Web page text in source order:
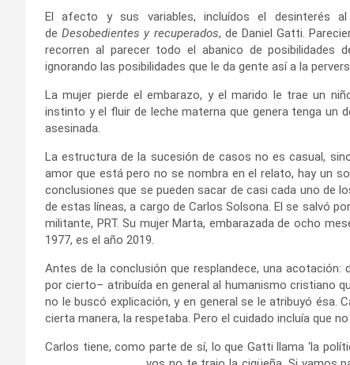
El afecto y sus variables, incluídos el desinterés
deDesobedientes y recuperados, de Daniel Gatti.
recorren al parecer todo el abanico de posibilidades
ignorando las posibilidades que le da gente así a la
La mujer pierde el embarazo, y el marido le trae un
instinto y el fluir de leche materna que genera tenga un
asesinada.
La estructura de la sucesión de casos no es casual,
amor que está pero no se nombra en el relato, hay un
conclusiones que se pueden sacar de casi cada uno de
de estas líneas, a cargo de Carlos Solsona. El se salvó
militante, PRT. Su mujer Marta, embarazada de ocho
1977, es el año 2019.
Antes de la conclusión que resplandece, una
por cierto– atribuída en general al humanismo cristiano
no le buscó explicación, y en general se le atribuyó ésa.
cierta manera, la respetaba. Pero el cuidado incluía que
Carlos tiene, como parte de sí, lo que Gatti llama ‘la